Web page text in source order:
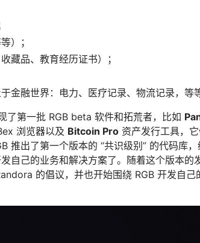
）；
藏品、教育经历证书）；
金融世界：电力、医疗记录、物流记录，等等
了第一批 RGB beta 软件和拓荒者，比如
浏览器以及 Bitcoin Pro 资产发行工具，
推出了第一个版本的 “共识级别” 的代码库
自己的业务和解决方案了。随着这个版本的
的倡议，并也开始围绕 RGB 开发自